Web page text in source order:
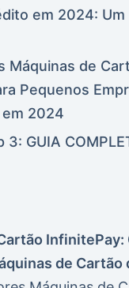
em 2024: Um
Máquinas de
Pequenos
2024
3: GUIA
InfinitePay:
de Cartão